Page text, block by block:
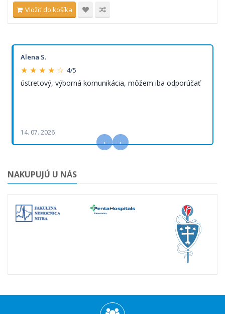
Vložiť do košíka
Alena S.
★ ★ ★ ★ ☆ 4/5
ústretový, výborná komunikácia, môžem iba odporúčať
14. 07. 2026
‹ ›
NAKUPUJÚ U NÁS